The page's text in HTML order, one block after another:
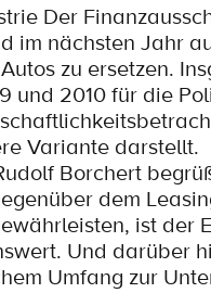
Der
im nächsten Jahr
zu ersetzen.
und 2010 für die
Variante darstellt.
Borchert
dem
ist der
Und darüber
Umfang zur